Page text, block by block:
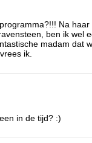
Na
ben ik wel
madam dat
ik.
in de tijd? :)